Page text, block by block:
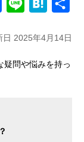
c
k
n
t
2025年4月14日
疑問や悩みを持っ